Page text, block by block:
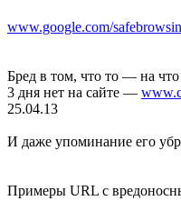
www.google.com/
Бред в том, что то — на
3 дня нет на сайте —
25.04.13
И даже упоминание его
Примеры URL с